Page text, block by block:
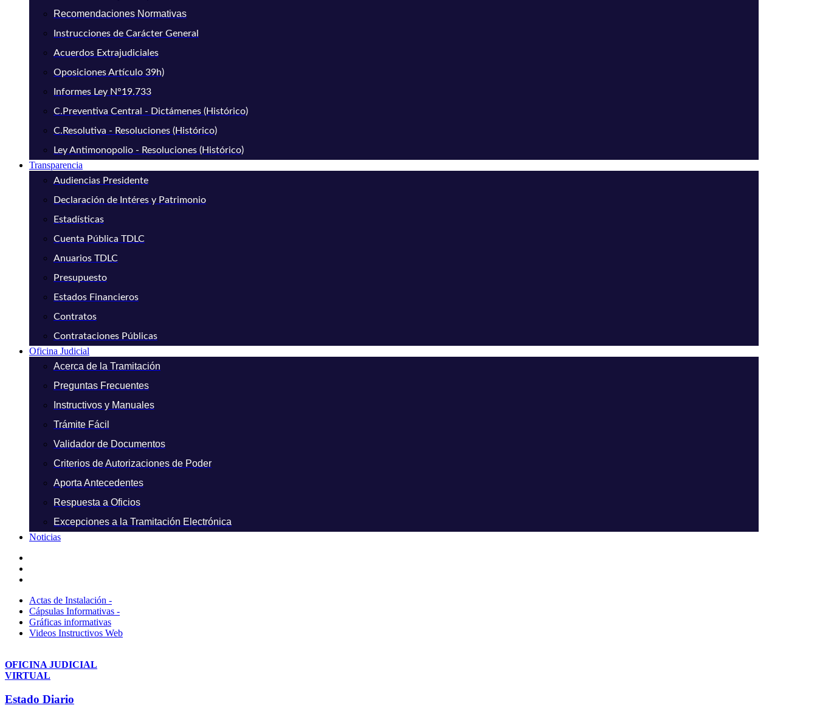
Recomendaciones Normativas
Instrucciones de Carácter General
Acuerdos Extrajudiciales
Oposiciones Artículo 39h)
Informes Ley N°19.733
C.Preventiva Central - Dictámenes (Histórico)
C.Resolutiva - Resoluciones (Histórico)
Ley Antimonopolio - Resoluciones (Histórico)
Transparencia
Audiencias Presidente
Declaración de Intéres y Patrimonio
Estadísticas
Cuenta Pública TDLC
Anuarios TDLC
Presupuesto
Estados Financieros
Contratos
Contrataciones Públicas
Oficina Judicial
Acerca de la Tramitación
Preguntas Frecuentes
Instructivos y Manuales
Trámite Fácil
Validador de Documentos
Criterios de Autorizaciones de Poder
Aporta Antecedentes
Respuesta a Oficios
Excepciones a la Tramitación Electrónica
Noticias
Actas de Instalación -
Cápsulas Informativas -
Gráficas informativas
Videos Instructivos Web
OFICINA JUDICIAL
VIRTUAL
Estado Diario